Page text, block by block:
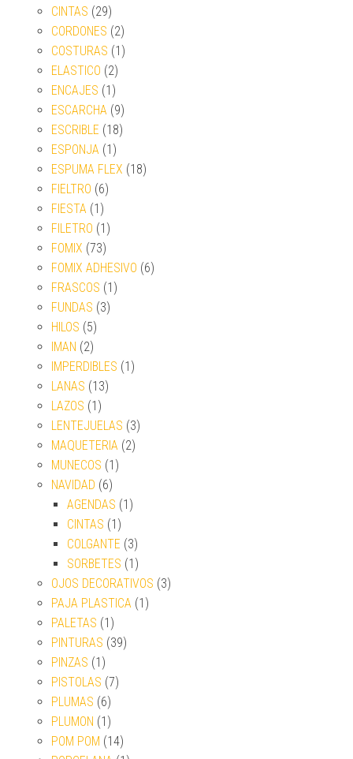
CINTAS (29)
CORDONES (2)
COSTURAS (1)
ELASTICO (2)
ENCAJES (1)
ESCARCHA (9)
ESCRIBLE (18)
ESPONJA (1)
ESPUMA FLEX (18)
FIELTRO (6)
FIESTA (1)
FILETRO (1)
FOMIX (73)
FOMIX ADHESIVO (6)
FRASCOS (1)
FUNDAS (3)
HILOS (5)
IMAN (2)
IMPERDIBLES (1)
LANAS (13)
LAZOS (1)
LENTEJUELAS (3)
MAQUETERIA (2)
MUNECOS (1)
NAVIDAD (6)
AGENDAS (1)
CINTAS (1)
COLGANTE (3)
SORBETES (1)
OJOS DECORATIVOS (3)
PAJA PLASTICA (1)
PALETAS (1)
PINTURAS (39)
PINZAS (1)
PISTOLAS (7)
PLUMAS (6)
PLUMON (1)
POM POM (14)